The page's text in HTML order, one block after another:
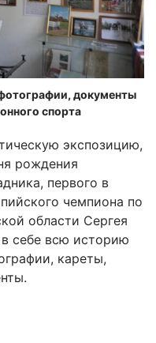
документы
спорта
экспозицию,
рождения
первого в
чемпиона по
области Сергея
себе всю историю
кареты,